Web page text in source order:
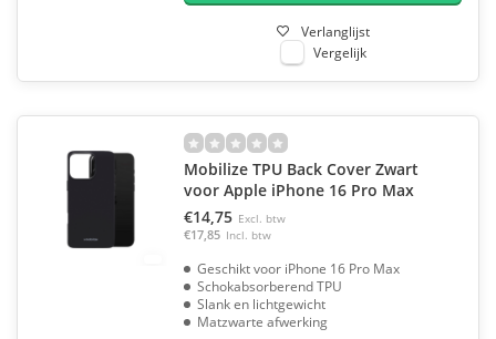
Verlanglijst
Vergelijk
Mobilize TPU Back Cover Zwart
voor Apple iPhone 16 Pro Max
€14,75 Excl. btw
€17,85 Incl. btw
Geschikt voor iPhone 16 Pro Max
Schokabsorberend TPU
Slank en lichtgewicht
Matzwarte afwerking